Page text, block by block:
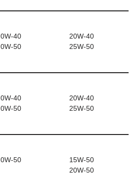
0W-40
0W-50
20W-40
25W-50
0W-40
0W-50
20W-40
25W-50
0W-50
15W-50
20W-50